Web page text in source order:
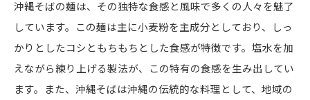
沖縄そばの麺は、その独特な食感と風味で多くの人々を魅了
しています。この麺は主に小麦粉を主成分としており、しっ
かりとしたコシともちもちとした食感が特徴です。塩水を加
えながら練り上げる製法が、この特有の食感を生み出してい
ます。また、沖縄そばは沖縄の伝統的な料理として、地域の